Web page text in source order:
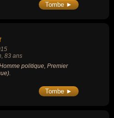
Tombe ►
, 83 ans
politique, Premier
Tombe ►